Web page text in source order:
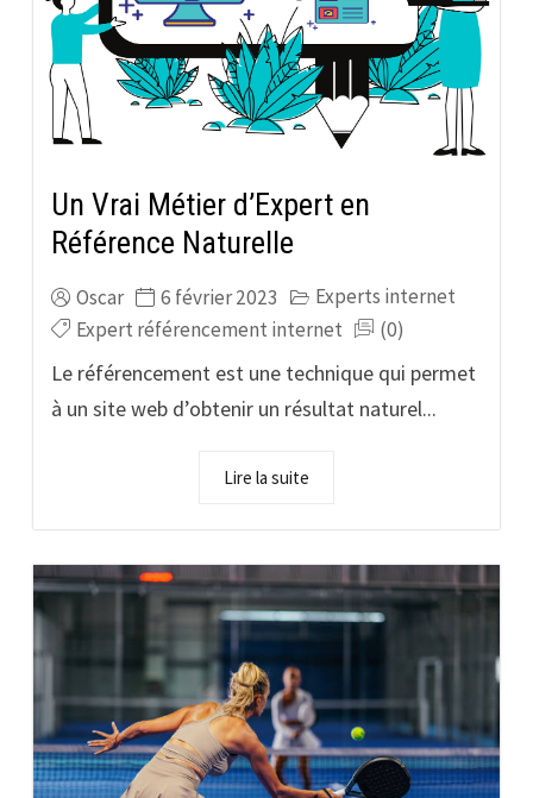
Un Vrai Métier d’Expert en
Référence Naturelle
Oscar 6 février 2023
Experts internet
Expert référencement internet
(0)
Le référencement est une technique qui permet
à un site web d’obtenir un résultat naturel...
Lire la suite